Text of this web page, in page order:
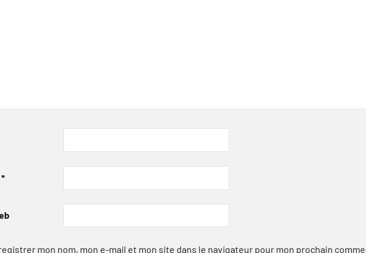
*
mon nom, mon e-mail et mon site dans le navigateur pour mon prochain